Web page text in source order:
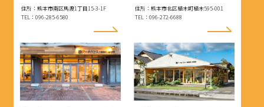
住所：熊本市南区馬渡1丁目15-3-1F
TEL：096-285-6580
住所：熊本市北区植木町植木595-001
TEL：096-272-6688